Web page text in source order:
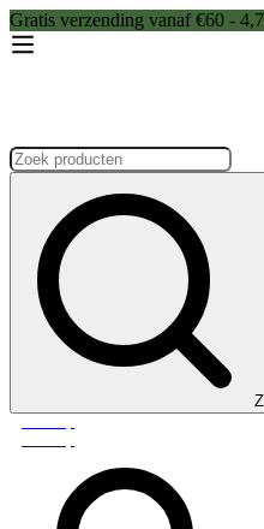
Gratis verzending vanaf €60 -
Zoeken: